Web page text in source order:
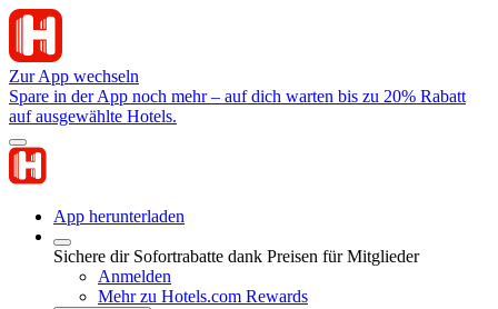
Zur App wechseln
Spare in der App noch mehr – auf dich warten bis zu 20% Rabatt
auf ausgewählte Hotels.
App herunterladen
Sichere dir Sofortrabatte dank Preisen für Mitglieder
Anmelden
Mehr zu Hotels.com Rewards